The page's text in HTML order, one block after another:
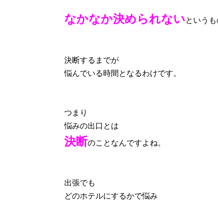
なかなか決められないという
決断するまでが
悩んでいる時間となるわけです。
つまり
悩みの出口とは
決断のことなんですよね。
出張でも
どのホテルにするかで悩み